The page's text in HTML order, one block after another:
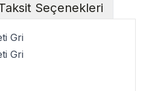
Seçenekleri
Gri
Gri